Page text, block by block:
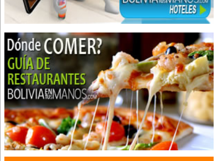
Clases de Música
Clases de música para niños
Clases de violín
Clases de violonchelo
Clases de contrabajo
Clases de teoría musical
Clases de viola
Escuelas de Música
Orquestas
Orquestas sinfónicas
Arte